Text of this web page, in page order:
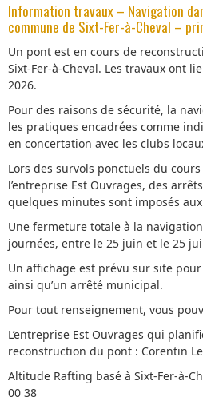
Information travaux – Navigation
commune de Sixt-Fer-à-Cheval –
Un pont est en cours de
Sixt-Fer-à-Cheval. Les travaux ont
2026.
Pour des raisons de sécurité, la
les pratiques encadrées comme
en concertation avec les clubs
Lors des survols ponctuels du
l’entreprise Est Ouvrages, des
quelques minutes sont imposés
Une fermeture totale à la
journées, entre le 25 juin et le 25
Un affichage est prévu sur site
ainsi qu’un arrêté municipal.
Pour tout renseignement, vous
L’entreprise Est Ouvrages qui
reconstruction du pont : Corentin
Altitude Rafting basé à Sixt-Fer-à-
00 38